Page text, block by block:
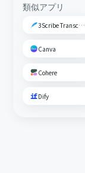
類似アプリ
3Scribe Transcription
Canva
Cohere
Dify